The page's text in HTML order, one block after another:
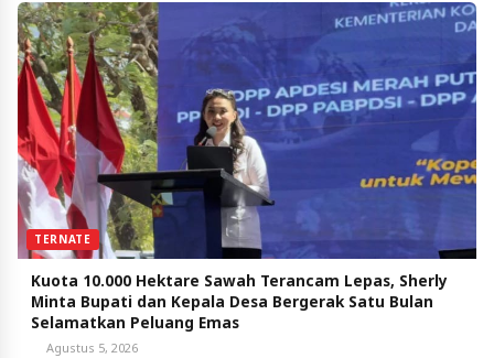
TERNATE
Kuota 10.000 Hektare Sawah Terancam Lepas, Sherly
Minta Bupati dan Kepala Desa Bergerak Satu Bulan
Selamatkan Peluang Emas
Agustus 5, 2026